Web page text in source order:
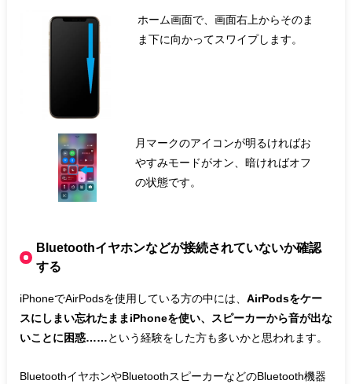
ホーム画面で、画面右上からそのま
ま下に向かってスワイプします。
月マークのアイコンが明るければお
やすみモードがオン、暗ければオフ
の状態です。
Bluetoothイヤホンなどが接続されていないか確認
する
iPhoneでAirPodsを使用している方の中には、 AirPodsをケー
スにしまい忘れたままiPhoneを使い、スピーカーから音が出な
いことに困惑……という経験をした方も多いかと思われます。
BluetoothイヤホンやBluetoothスピーカーなどのBluetooth機器